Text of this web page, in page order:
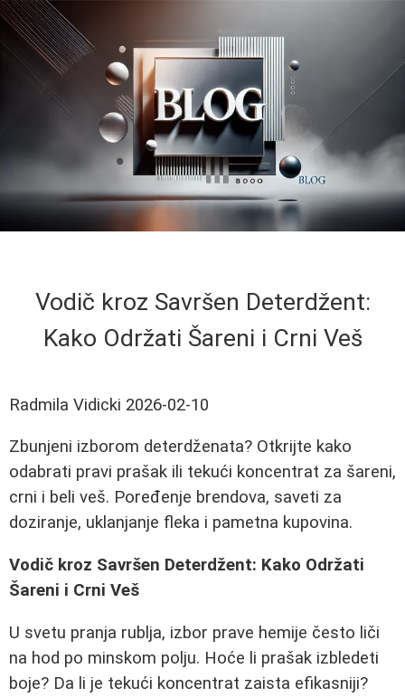
Vodič kroz Savršen Deterdžent:
Kako Održati Šareni i Crni Veš
Radmila Vidicki 2026-02-10
Zbunjeni izborom deterdženata? Otkrijte kako
odabrati pravi prašak ili tekući koncentrat za šareni,
crni i beli veš. Poređenje brendova, saveti za
doziranje, uklanjanje fleka i pametna kupovina.
Vodič kroz Savršen Deterdžent: Kako Održati
Šareni i Crni Veš
U svetu pranja rublja, izbor prave hemije često liči
na hod po minskom polju. Hoće li prašak izbledeti
boje? Da li je tekući koncentrat zaista efikasniji?